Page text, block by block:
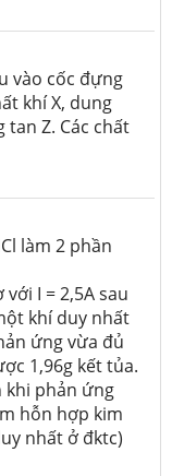
vào cốc đựng
khí X, dung
Z. Các chất
làm 2 phần
I = 2,5A sau
khí duy nhất
ứng vừa đủ
1,96g kết tủa.
khi phản ứng
hỗn hợp kim
nhất ở đktc)